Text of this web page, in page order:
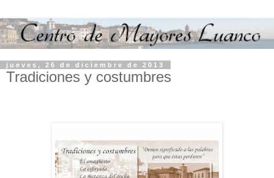
jueves, 26 de diciembre de 2013
Tradiciones y costumbres